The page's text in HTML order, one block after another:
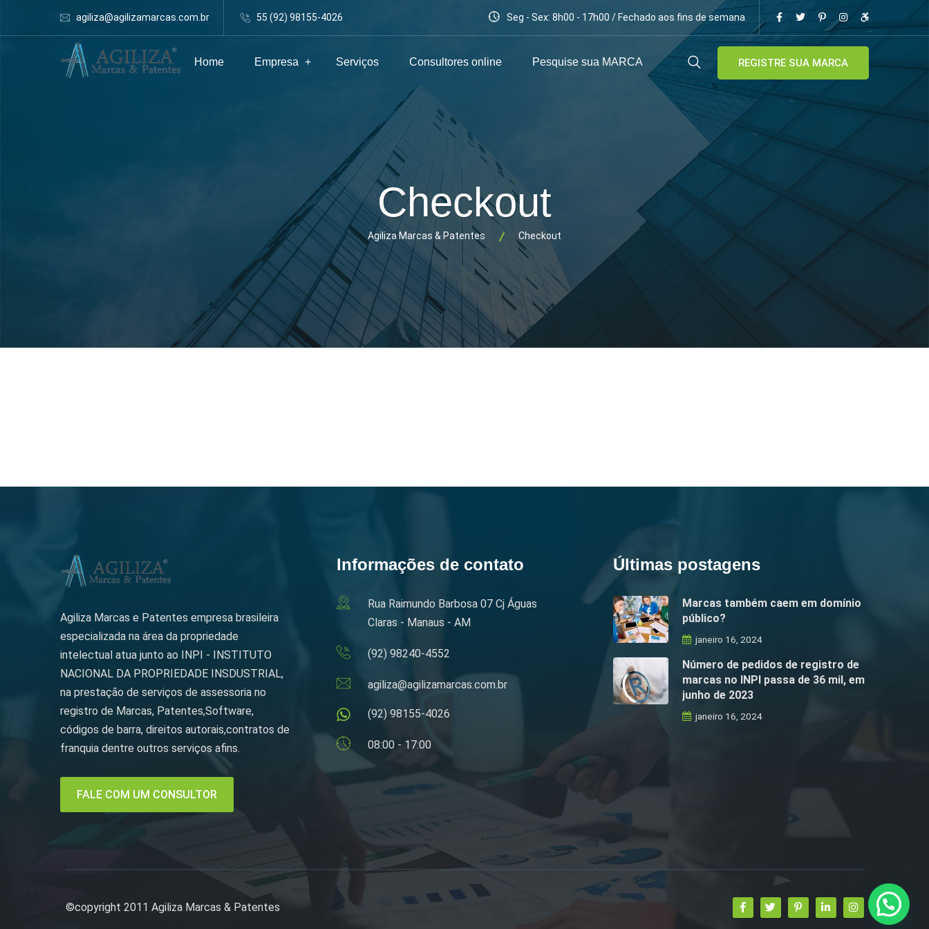
agiliza@agilizamarcas.com.br 55 (92) 98155-4026 Seg - Sex: 8h00 - 17h00 / Fechado aos fins de semana
Home Empresa Serviços Consultores online Pesquise sua MARCA REGISTRE SUA MARCA
Checkout
Agiliza Marcas & Patentes Checkout
Agiliza Marcas e Patentes empresa brasileira
especializada na área da propriedade
intelectual atua junto ao INPI - INSTITUTO
NACIONAL DA PROPRIEDADE INSDUSTRIAL,
na prestação de serviços de assessoria no
registro de Marcas, Patentes,Software,
códigos de barra, direitos autorais,contratos de
franquia dentre outros serviços afins.
FALE COM UM CONSULTOR
Informações de contato
Rua Raimundo Barbosa 07 Cj Águas
Claras - Manaus - AM
(92) 98240-4552
agiliza@agilizamarcas.com.br
(92) 98155-4026
08:00 - 17:00
Últimas postagens
Marcas também caem em domínio
público?
janeiro 16, 2024
Número de pedidos de registro de
marcas no INPI passa de 36 mil, em
junho de 2023
janeiro 16, 2024
©copyright 2011 Agiliza Marcas & Patentes